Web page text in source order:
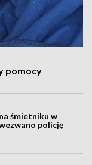
pomocy
śmietniku w
policję